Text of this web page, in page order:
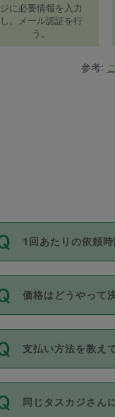
ジに必要情報を入力
し、メール認証を行
う。
参考:
1回あたりの依頼
依頼1回につき3時
い。機能をご利用
が必要です。なお
価格はどうやって
11種類の価格帯の
タスカジさんの価
除々に設定可能な
支払い方法を教え
お支払方法はクレ
Club）のみとなり
同じタスカジさん